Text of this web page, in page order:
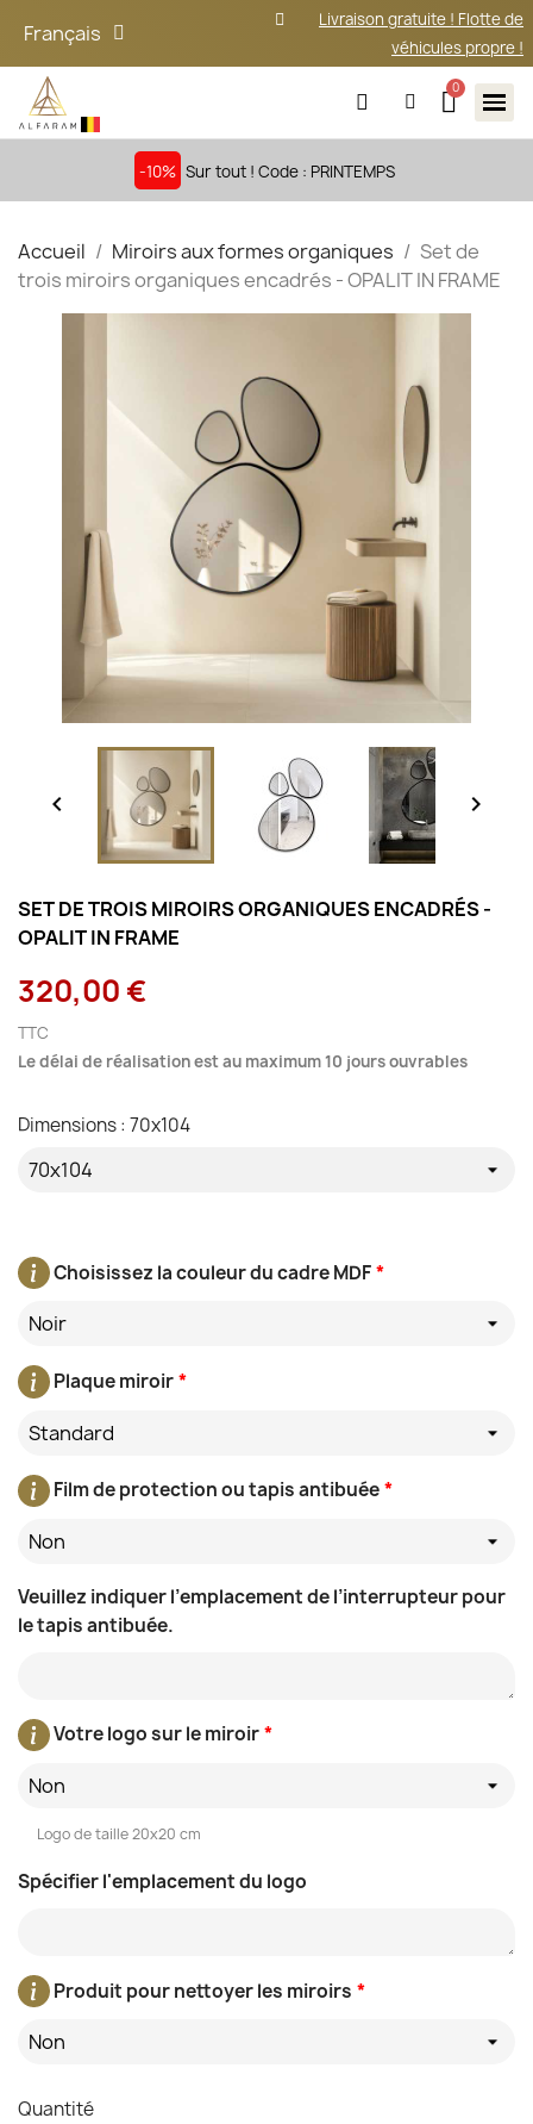
Français
Livraison gratuite ! Flotte de
véhicules propre !
-10% Sur tout ! Code : PRINTEMPS
Accueil Miroirs aux formes organiques
Set de
trois miroirs organiques encadrés - OPALIT IN FRAME
 
SET DE TROIS MIROIRS ORGANIQUES ENCADRÉS -
OPALIT IN FRAME
320,00 €
TTC
Le délai de réalisation est au maximum 10 jours ouvrables
*
Choisissez la couleur du cadre MDF
Noir
*
Plaque miroir
Standard
*
Film de protection ou tapis antibuée
Non
Veuillez indiquer l’emplacement de l’interrupteur pour
le tapis antibuée.
*
Votre logo sur le miroir
Non
Logo de taille 20x20 cm
Spécifier l'emplacement du logo
*
Produit pour nettoyer les miroirs
Non
Dimensions : 70x104
Quantité